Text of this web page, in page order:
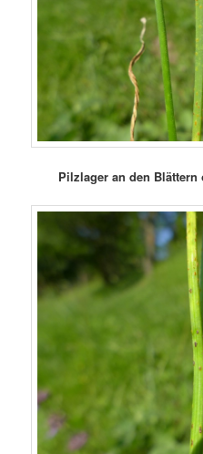
Pilzlager an den